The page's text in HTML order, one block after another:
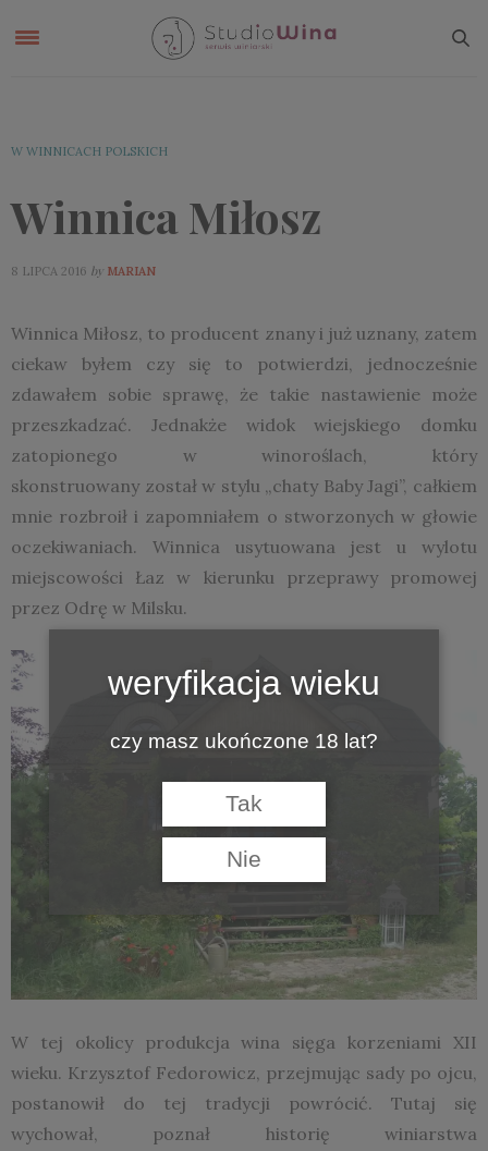
W WINNICACH POLSKICH
Winnica Miłosz
8 LIPCA 2016 by MARIAN
Winnica Miłosz, to producent znany i już uznany, zatem
ciekaw byłem czy się to potwierdzi, jednocześnie
zdawałem sobie sprawę, że takie nastawienie może
przeszkadzać. Jednakże widok wiejskiego domku
zatopionego w winoroślach, który
skonstruowany został w stylu „chaty Baby Jagi”, całkiem
mnie rozbroił i zapomniałem o stworzonych w głowie
oczekiwaniach. Winnica usytuowana jest u wylotu
miejscowości Łaz w kierunku przeprawy promowej
przez Odrę w Milsku.
W tej okolicy produkcja wina sięga korzeniami XII
wieku. Krzysztof Fedorowicz, przejmując sady po ojcu,
postanowił do tej tradycji powrócić. Tutaj się
wychował, poznał historię winiarstwa
weryfikacja wieku
czy masz ukończone 18 lat?
Tak
Nie